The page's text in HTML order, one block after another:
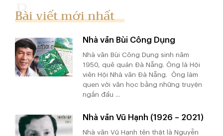
Bài viết mới nhất
Nhà văn Bùi Công Dụng
Nhà văn Bùi Công Dụng sinh năm
1950, quê quán Đà Nẵng. Ông là Hội
viên Hội Nhà văn Đà Nẵng. Ông làm
quen với văn học bằng những truyện
ngắn đầu ...
Nhà văn Vũ Hạnh (1926 – 2021)
Nhà văn Vũ Hạnh tên thật là Nguyễn